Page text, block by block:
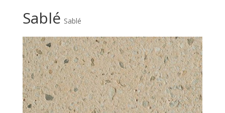
Sablé Sablé